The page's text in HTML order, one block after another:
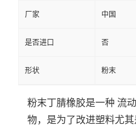
厂家 中国
是否进口 否
形状 粉末
粉末丁腈橡胶是一种 流
物，是为了改进塑料尤